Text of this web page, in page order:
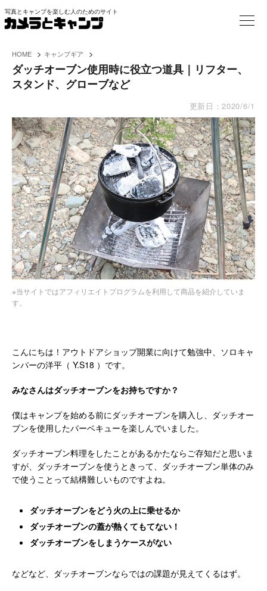
写真とキャンプを楽しむ人のためのサイト
HOME > キャンプギア >
ダッチオーブン使用時に役立つ道具｜リフター、
スタンド、グローブなど
更新日：2020/6/1
※当サイトではアフィリエイトプログラムを利用して商品を紹介していま
す。
こんにちは！アウトドアショップ開業に向けて勉強中、ソロキャ
ンパーの洋平（ Y.S18 ）です。
みなさんはダッチオーブンをお持ちですか？
僕はキャンプを始める前にダッチオーブンを購入し、ダッチオー
ブンを使用したバーベキューを楽しんでいました。
ダッチオーブン料理をしたことがあるかたならご存知だと思いま
すが、ダッチオーブンを使うときって、ダッチオーブン単体のみ
で使うことって結構難しいものですよね。
ダッチオーブンをどう火の上に乗せるか
ダッチオーブンの蓋が熱くてもてない！
ダッチオーブンをしまうケースがない
などなど、ダッチオーブンならではの課題が見えてくるはず。